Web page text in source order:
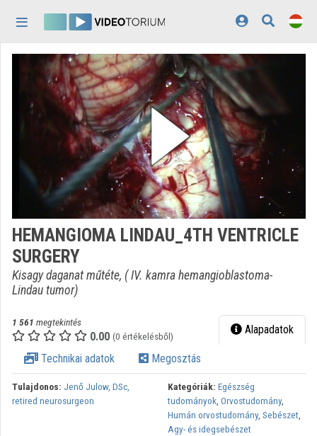
Kezdőlap
Bejelentkezés
Kategóriák
Lejátszási listák
Intézmények
Közreműködők
Megjelenés:világos
HEMANGIOMA LINDAU_4TH VENTRICLE
SURGERY
Kisagy daganat műtéte, ( IV. kamra hemangioblastoma-
Lindau tumor)
1 561 megtekintés
0.00 (0 értékelésből) Alapadatok
Technikai adatok Megosztás
Tulajdonos: Jenő Julow, DSc,
retired neurosurgeon
Kategóriák: Egészség
tudományok, Orvostudomány,
Humán orvostudomány, Sebészet,
Agy- és idegsebészet